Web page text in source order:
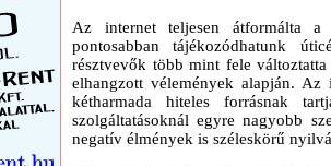
Az internet teljesen átformálta
pontosabban tájékozódhatunk
résztvevők több mint fele
elhangzott vélemények alapján.
kétharmada hiteles forrásnak
szolgáltatásoknál egyre nagyobb
negatív élmények is széleskörű